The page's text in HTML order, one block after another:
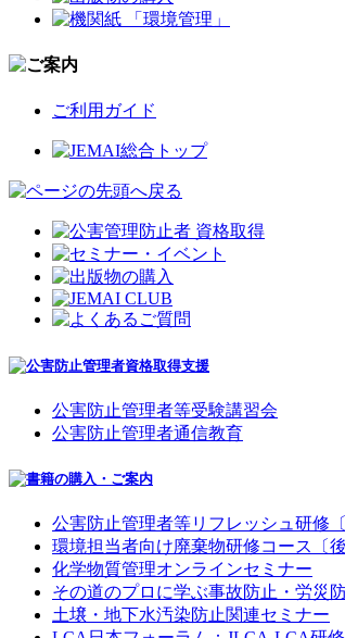
ご利用ガイド
公害防止管理者等受験講習会
公害防止管理者通信教育
公害防止管理者等リフレッシュ研修
環境担当者向け廃棄物研修コース〔
化学物質管理オンラインセミナー
その道のプロに学ぶ事故防止・労災
土壌・地下水汚染防止関連セミナー